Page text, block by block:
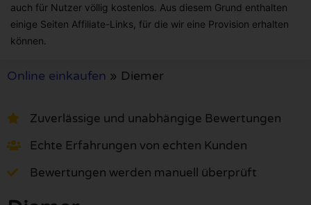
auch für Nutzer völlig kostenlos. Aus diesem Grund enthalten
einige Seiten Affiliate-Links, für die wir eine Provision erhalten
können.
Online einkaufen » Diemer
Zuverlässige und unabhängige Bewertungen
Echte Erfahrungen von echten Kunden
Bewertungen werden manuell überprüft